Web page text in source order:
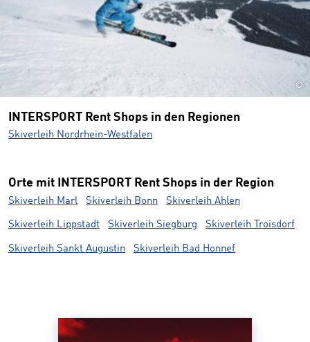
©
INTERSPORT Rent Shops in den Regionen
Skiverleih Nordrhein-Westfalen
Orte mit INTERSPORT Rent Shops in der Region
Skiverleih Marl Skiverleih Bonn Skiverleih Ahlen
Skiverleih Lippstadt Skiverleih Siegburg Skiverleih Troisdorf
Skiverleih Sankt Augustin Skiverleih Bad Honnef